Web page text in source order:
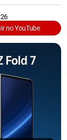
no YouTube